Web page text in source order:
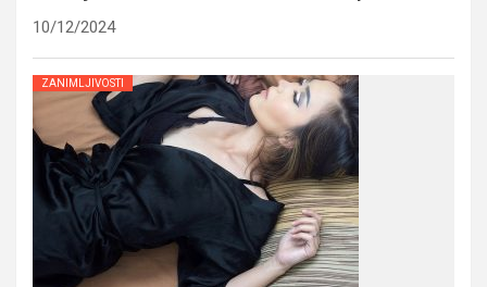
10/12/2024
ZANIMLJIVOSTI